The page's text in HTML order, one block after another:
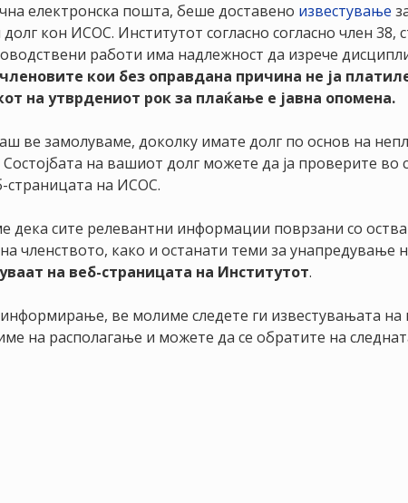
електронска пошта, беше доставено известување
кон ИСОС. Институтот согласно согласно член 38,
работи има надлежност да изрече
кои без оправдана причина не ја
на утврдениот рок за плаќање е јавна опомена.
ве замолуваме, доколку имате долг по основ на
на вашиот долг можете да ја проверите во
страницата на ИСОС.
дека сите релевантни информации поврзани со
членството, како и останати теми за унапредување
на веб-страницата на Институтот.
ве молиме следете ги известувањата на
на располагање и можете да се обратите на